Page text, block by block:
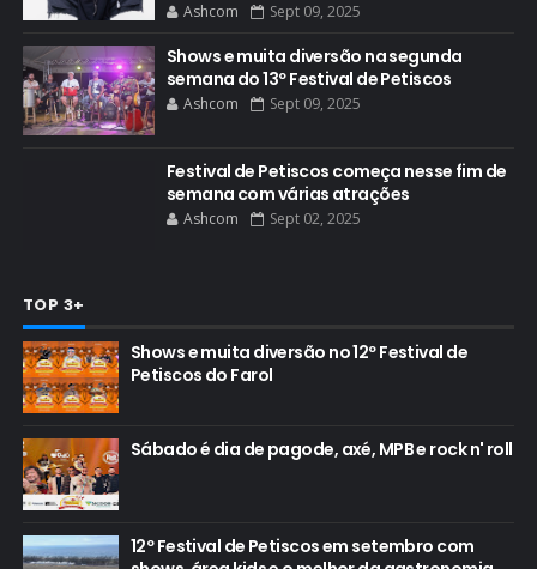
Ashcom Sept 09, 2025
Shows e muita diversão na segunda
semana do 13º Festival de Petiscos
Ashcom Sept 09, 2025
Festival de Petiscos começa nesse fim de
semana com várias atrações
Ashcom Sept 02, 2025
TOP 3+
Shows e muita diversão no 12º Festival de
Petiscos do Farol
Sábado é dia de pagode, axé, MPB e rock n' roll
12º Festival de Petiscos em setembro com